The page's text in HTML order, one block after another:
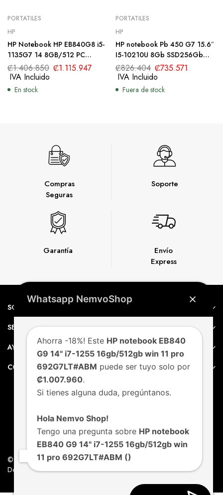
PORTATILES
HP
HP Notebook HP EB840G8 i5-
1135G7 14 8GB/512 PC
618R3LT#ABM
₡1.406.850 ₡1.115.947
IVA Incluido
En stock
PORTATILES
HP
HP notebook Pb 450 G7 15.6″
I5-10210U 8Gb SSD256Gb
Win10 Pro64 1/1/0 gris
8YT08LT
₡826.404 ₡735.571
IVA Incluido
Fuera de stock
Garantía
Compras
Seguras
Envío
Express
Soporte
SOBRE NEMVO
SERVICIO AL CLIENTE
AYUDA
CONTACTO
© Nemvo. Todos los derechos Reservados.
Design by Nemvo Agency
Whatsapp NemvoShop
Ahorra -18%! Este HP notebook EB840
G9 14" i7-1255 16gb/512gb win 11 pro
692G7LT#ABM puede ser tuyo solo por
₡1.007.960.
Si tienes alguna duda, pregúntanos.
Hola Nemvo Shop!
Tengo una pregunta sobre HP notebook
EB840 G9 14" i7-1255 16gb/512gb win
11 pro 692G7LT#ABM ()